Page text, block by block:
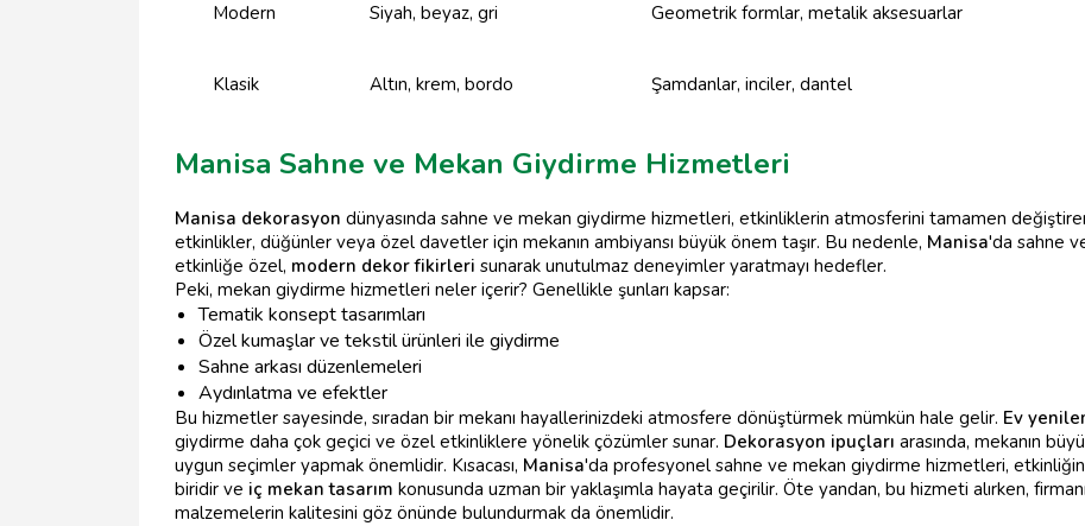
Modern Siyah, beyaz, gri Geometrik formlar, metalik aksesuarlar
Klasik Altın, krem, bordo Şamdanlar, inciler, dantel
Manisa Sahne ve Mekan Giydirme Hizmetleri
Manisa dekorasyon dünyasında sahne ve mekan giydirme hizmetleri, etkinliklerin atmosferini tamamen
etkinlikler, düğünler veya özel davetler için mekanın ambiyansı büyük önem taşır. Bu nedenle, Manisa'da sahne
etkinliğe özel, modern dekor fikirleri sunarak unutulmaz deneyimler yaratmayı hedefler.
Peki, mekan giydirme hizmetleri neler içerir? Genellikle şunları kapsar:
Tematik konsept tasarımları
Özel kumaşlar ve tekstil ürünleri ile giydirme
Sahne arkası düzenlemeleri
Aydınlatma ve efektler
Bu hizmetler sayesinde, sıradan bir mekanı hayallerinizdeki atmosfere dönüştürmek mümkün hale gelir. Ev
giydirme daha çok geçici ve özel etkinliklere yönelik çözümler sunar. Dekorasyon ipuçları arasında, mekanın
uygun seçimler yapmak önemlidir. Kısacası, Manisa'da profesyonel sahne ve mekan giydirme hizmetleri,
biridir ve iç mekan tasarım konusunda uzman bir yaklaşımla hayata geçirilir. Öte yandan, bu hizmeti alırken,
malzemelerin kalitesini göz önünde bulundurmak da önemlidir.